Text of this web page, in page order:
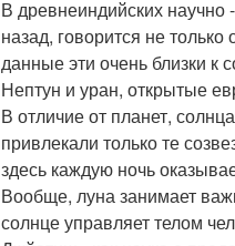
В древнеиндийских научно
назад, говорится не
данные эти очень близки к
Нептун и уран, открытые
В отличие от планет,
привлекали только те
здесь каждую ночь
Вообще, луна занимает
солнце управляет телом